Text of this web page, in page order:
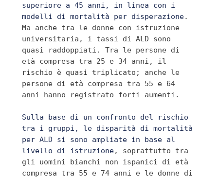
superiore a 45 anni, in linea con i
modelli di mortalità per disperazione.
Ma anche tra le donne con istruzione
universitaria, i tassi di ALD sono
quasi raddoppiati. Tra le persone di
età compresa tra 25 e 34 anni, il
rischio è quasi triplicato; anche le
persone di età compresa tra 55 e 64
anni hanno registrato forti aumenti.
Sulla base di un confronto del rischio
tra i gruppi, le disparità di mortalità
per ALD si sono ampliate in base al
livello di istruzione, soprattutto tra
gli uomini bianchi non ispanici di età
compresa tra 55 e 74 anni e le donne di